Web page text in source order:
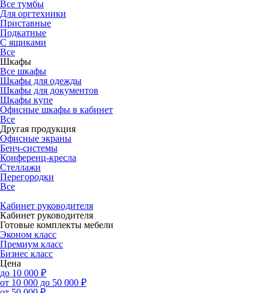
Все тумбы
Для оргтехники
Приставные
Подкатные
С ящиками
Все
Шкафы
Все шкафы
Шкафы для одежды
Шкафы для документов
Шкафы купе
Офисные шкафы в кабинет
Все
Другая продукция
Офисные экраны
Бенч-системы
Конференц-кресла
Стеллажи
Перегородки
Все
Кабинет руководителя
Кабинет руководителя
Готовые комплекты мебели
Эконом класс
Премиум класс
Бизнес класс
Цена
до 10 000 ₽
от 10 000 до 50 000 ₽